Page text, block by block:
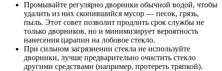
Промывайте регулярно дворники обычной водой, чтобы
удалить из них скопившийся мусор — песок, грязь,
пыль. Этот совет позволит продлить срок службы не
только дворников, но и минимизирует вероятность
нанесения царапин на лобовое стекло.
При сильном загрязнении стекла не используйте
дворники, лучше предварительно очистить стекло
другими средствами (например, протереть тряпкой).